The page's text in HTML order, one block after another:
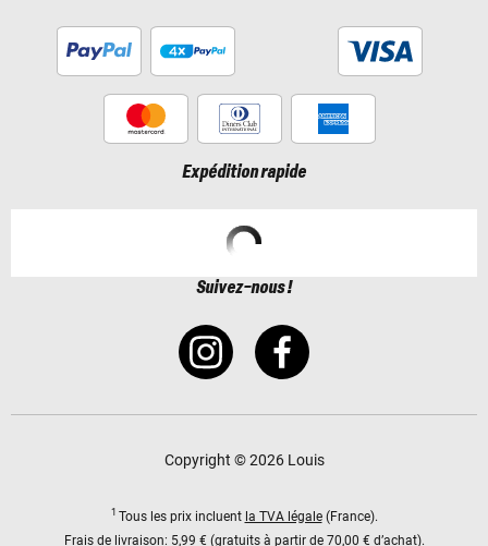
Expédition rapide
Suivez-nous !
Copyright © 2026 Louis
1 Tous les prix incluent la TVA légale(France).
Frais de livraison: 5,99 € (gratuits à partir de 70,00 € d’achat).